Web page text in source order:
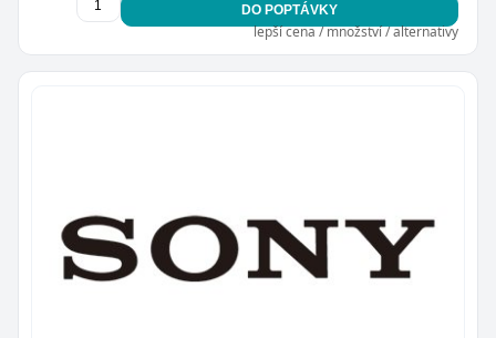
DO POPTÁVKY
lepší cena / množství / alternativy